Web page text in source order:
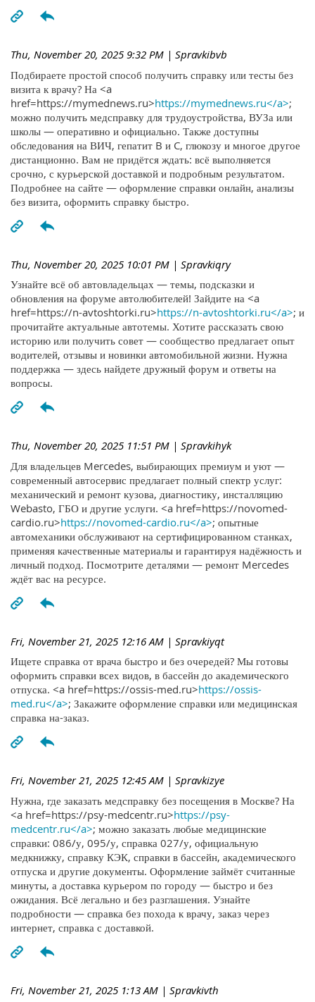
Thu, November 20, 2025 9:32 PM | Spravkibvb
Подбираете простой способ получить справку или тесты без
визита к врачу? На <a
href=https://mymednews.ru>https://mymednews.ru</a>;
можно получить медсправку для трудоустройства, ВУЗа или
школы — оперативно и официально. Также доступны
обследования на ВИЧ, гепатит B и C, глюкозу и многое другое
дистанционно. Вам не придётся ждать: всё выполняется
срочно, с курьерской доставкой и подробным результатом.
Подробнее на сайте — оформление справки онлайн, анализы
без визита, оформить справку быстро.
Thu, November 20, 2025 10:01 PM | Spravkiqry
Узнайте всё об автовладельцах — темы, подсказки и
обновления на форуме автолюбителей! Зайдите на <a
href=https://n-avtoshtorki.ru>https://n-avtoshtorki.ru</a>; и
прочитайте актуальные автотемы. Хотите рассказать свою
историю или получить совет — сообщество предлагает опыт
водителей, отзывы и новинки автомобильной жизни. Нужна
поддержка — здесь найдете дружный форум и ответы на
вопросы.
Thu, November 20, 2025 11:51 PM | Spravkihyk
Для владельцев Mercedes, выбирающих премиум и уют —
современный автосервис предлагает полный спектр услуг:
механический и ремонт кузова, диагностику, инсталляцию
Webasto, ГБО и другие услуги. <a href=https://novomed-
cardio.ru>https://novomed-cardio.ru</a>; опытные
автомеханики обслуживают на сертифицированном станках,
применяя качественные материалы и гарантируя надёжность и
личный подход. Посмотрите деталями — ремонт Mercedes
ждёт вас на ресурсе.
Fri, November 21, 2025 12:16 AM | Spravkiyqt
Ищете справка от врача быстро и без очередей? Мы готовы
оформить справки всех видов, в бассейн до академического
отпуска. <a href=https://ossis-med.ru>https://ossis-
med.ru</a>; Закажите оформление справки или медицинская
справка на-заказ.
Fri, November 21, 2025 12:45 AM | Spravkizye
Нужна, где заказать медсправку без посещения в Москве? На
<a href=https://psy-medcentr.ru>https://psy-
medcentr.ru</a>; можно заказать любые медицинские
справки: 086/у, 095/у, справка 027/у, официальную
медкнижку, справку КЭК, справки в бассейн, академического
отпуска и другие документы. Оформление займёт считанные
минуты, а доставка курьером по городу — быстро и без
ожидания. Всё легально и без разглашения. Узнайте
подробности — справка без похода к врачу, заказ через
интернет, справка с доставкой.
Fri, November 21, 2025 1:13 AM | Spravkivth